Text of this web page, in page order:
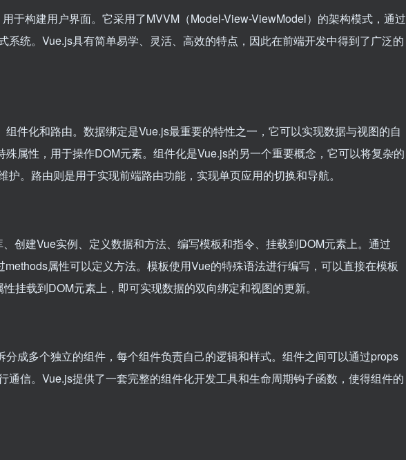
于构建用户界面。它采用了MVVM（Model-View-ViewModel）的架构模式，通过
系统。Vue.js具有简单易学、灵活、高效的特点，因此在前端开发中得到了广泛的
件化和路由。数据绑定是Vue.js最重要的特性之一，它可以实现数据与视图的自
属性，用于操作DOM元素。组件化是Vue.js的另一个重要概念，它可以将复杂的
。路由则是用于实现前端路由功能，实现单页应用的切换和导航。
创建Vue实例、定义数据和方法、编写模板和指令、挂载到DOM元素上。通过
属性可以定义方法。模板使用Vue的特殊语法进行编写，可以直接在模板
挂载到DOM元素上，即可实现数据的双向绑定和视图的更新。
成多个独立的组件，每个组件负责自己的逻辑和样式。组件之间可以通过props
通信。Vue.js提供了一套完整的组件化开发工具和生命周期钩子函数，使得组件的